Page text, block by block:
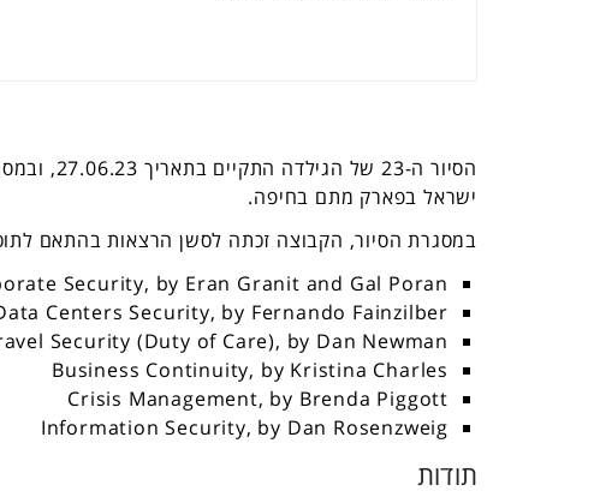
ישראל בפארק מתם בחיפה.
במסגרת הסיור, הקבוצה זכתה לסשן הרצאות בהתאם
Security, by Eran Granit and Gal Poran
Centers Security, by Fernando Fainzilber
Security (Duty of Care), by Dan Newman
Business Continuity, by Kristina Charles
Crisis Management, by Brenda Piggott
Information Security, by Dan Rosenzweig
תודות